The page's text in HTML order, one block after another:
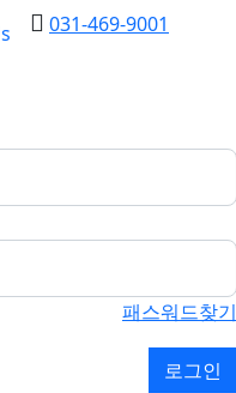
031-469-9001
패스워드찾기